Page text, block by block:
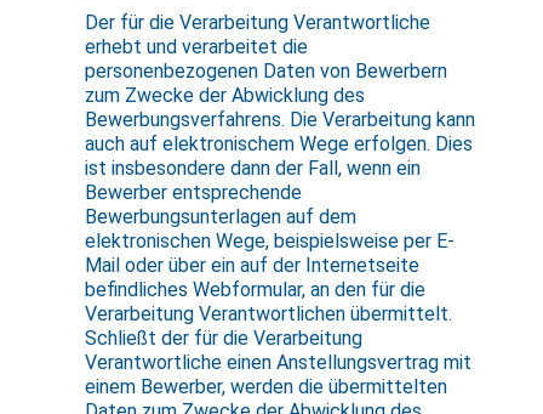
Der für die Verarbeitung Verantwortliche
erhebt und verarbeitet die
personenbezogenen Daten von Bewerbern
zum Zwecke der Abwicklung des
Bewerbungsverfahrens. Die Verarbeitung kann
auch auf elektronischem Wege erfolgen. Dies
ist insbesondere dann der Fall, wenn ein
Bewerber entsprechende
Bewerbungsunterlagen auf dem
elektronischen Wege, beispielsweise per E-
Mail oder über ein auf der Internetseite
befindliches Webformular, an den für die
Verarbeitung Verantwortlichen übermittelt.
Schließt der für die Verarbeitung
Verantwortliche einen Anstellungsvertrag mit
einem Bewerber, werden die übermittelten